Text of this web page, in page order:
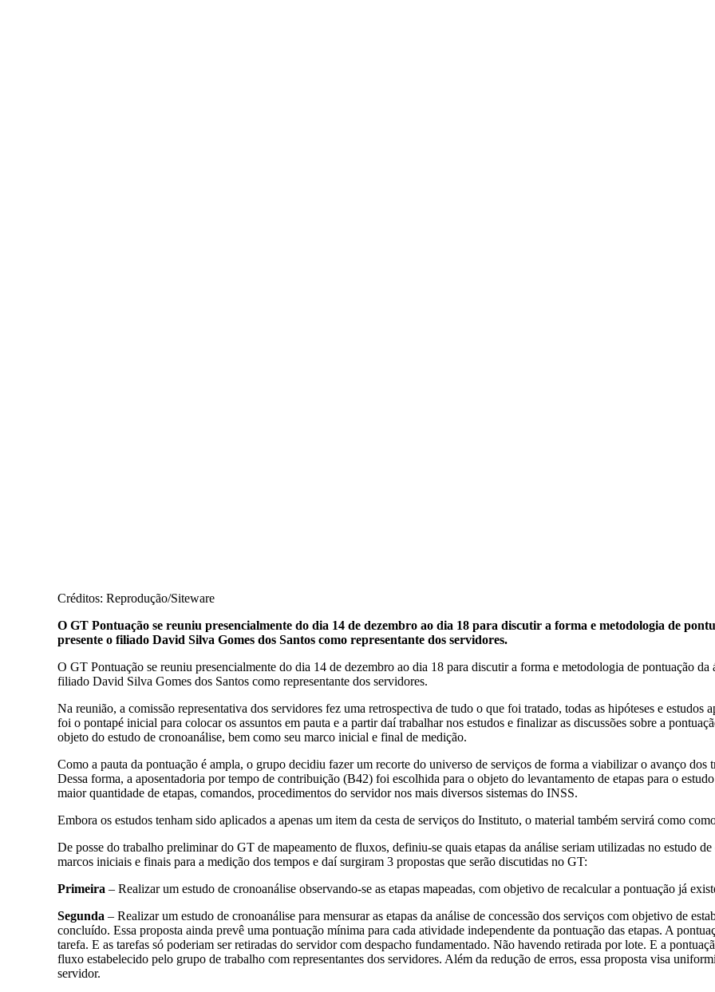
Créditos: Reprodução/Siteware
O GT Pontuação se reuniu presencialmente do dia 14 de dezembro ao dia 18 para discutir a forma e metodologia de
presente o filiado David Silva Gomes dos Santos como representante dos servidores.
O GT Pontuação se reuniu presencialmente do dia 14 de dezembro ao dia 18 para discutir a forma e metodologia de pontuação
filiado David Silva Gomes dos Santos como representante dos servidores.
Na reunião, a comissão representativa dos servidores fez uma retrospectiva de tudo o que foi tratado, todas as hipóteses e estudos
foi o pontapé inicial para colocar os assuntos em pauta e a partir daí trabalhar nos estudos e finalizar as discussões sobre a
objeto do estudo de cronoanálise, bem como seu marco inicial e final de medição.
Como a pauta da pontuação é ampla, o grupo decidiu fazer um recorte do universo de serviços de forma a viabilizar o avanço dos
Dessa forma, a aposentadoria por tempo de contribuição (B42) foi escolhida para o objeto do levantamento de etapas para o
maior quantidade de etapas, comandos, procedimentos do servidor nos mais diversos sistemas do INSS.
Embora os estudos tenham sido aplicados a apenas um item da cesta de serviços do Instituto, o material também servirá como
De posse do trabalho preliminar do GT de mapeamento de fluxos, definiu-se quais etapas da análise seriam utilizadas no estudo
marcos iniciais e finais para a medição dos tempos e daí surgiram 3 propostas que serão discutidas no GT:
Primeira – Realizar um estudo de cronoanálise observando-se as etapas mapeadas, com objetivo de recalcular a pontuação já
Segunda – Realizar um estudo de cronoanálise para mensurar as etapas da análise de concessão dos serviços com objetivo de
concluído. Essa proposta ainda prevê uma pontuação mínima para cada atividade independente da pontuação das etapas. A
tarefa. E as tarefas só poderiam ser retiradas do servidor com despacho fundamentado. Não havendo retirada por lote. E a
fluxo estabelecido pelo grupo de trabalho com representantes dos servidores. Além da redução de erros, essa proposta visa
servidor.